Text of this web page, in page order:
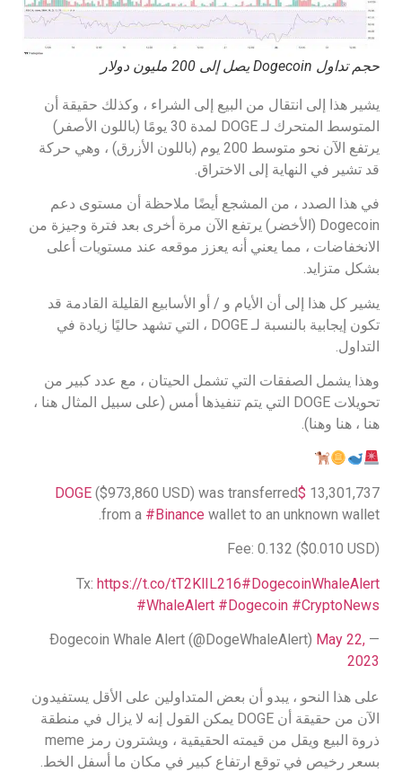
حجم تداول Dogecoin يصل إلى 200 مليون دولار
يشير هذا إلى انتقال من البيع إلى الشراء ، وكذلك حقيقة أن
المتوسط المتحرك لـ DOGE لمدة 30 يومًا (باللون الأصفر)
يرتفع الآن نحو متوسط 200 يوم (باللون الأزرق) ، وهي حركة
قد تشير في النهاية إلى الاختراق.
في هذا الصدد ، من المشجع أيضًا ملاحظة أن مستوى دعم
Dogecoin (الأخضر) يرتفع الآن مرة أخرى بعد فترة وجيزة من
الانخفاضات ، مما يعني أنه يعزز موقعه عند مستويات أعلى
بشكل متزايد.
يشير كل هذا إلى أن الأيام و / أو الأسابيع القليلة القادمة قد
تكون إيجابية بالنسبة لـ DOGE ، التي تشهد حاليًا زيادة في
التداول.
وهذا يشمل الصفقات التي تشمل الحيتان ، مع عدد كبير من
تحويلات DOGE التي يتم تنفيذها أمس (على سبيل المثال هنا ،
هنا ، هنا وهنا).
13,301,737
$DOGE
($973,860 USD) was transferred
from a #Binance wallet to an unknown wallet.
Fee: 0.132 ($0.010 USD)
Tx: https://t.co/tT2KlIL216#DogecoinWhaleAlert
#WhaleAlert #Dogecoin #CryptoNews
— Ðogecoin Whale Alert (@DogeWhaleAlert)
May 22,
2023
على هذا النحو ، يبدو أن بعض المتداولين على الأقل يستفيدون
الآن من حقيقة أن DOGE يمكن القول إنه لا يزال في منطقة
ذروة البيع ويقل من قيمته الحقيقية ، ويشترون رمز meme
بسعر رخيص في توقع ارتفاع كبير في مكان ما أسفل الخط.